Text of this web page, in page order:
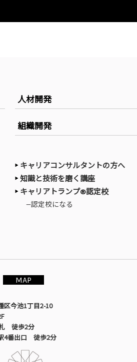
人材開発
組織開発
キャリアコンサルタントの方へ
知識と技術を磨く講座
キャリアトランプ®認定校
—認定校になる
MAP
区今池1丁目2-10
徒歩2分
4番出口 徒歩2分